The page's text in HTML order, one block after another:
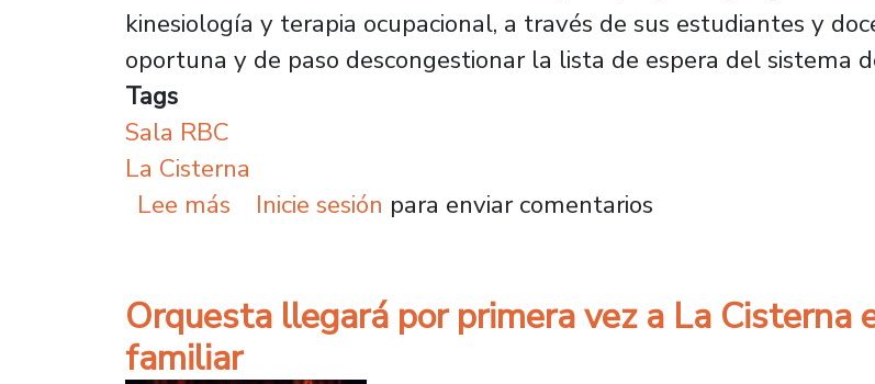
kinesiología y terapia ocupacional, a través de sus estudiantes y
oportuna y de paso descongestionar la lista de espera del sistema
Tags
Sala RBC
La Cisterna
Lee más sobre Usach inaugura sala de rehabilitación basada en la
Inicie sesión para enviar comentarios
Orquesta llegará por primera vez a La Cisterna
familiar